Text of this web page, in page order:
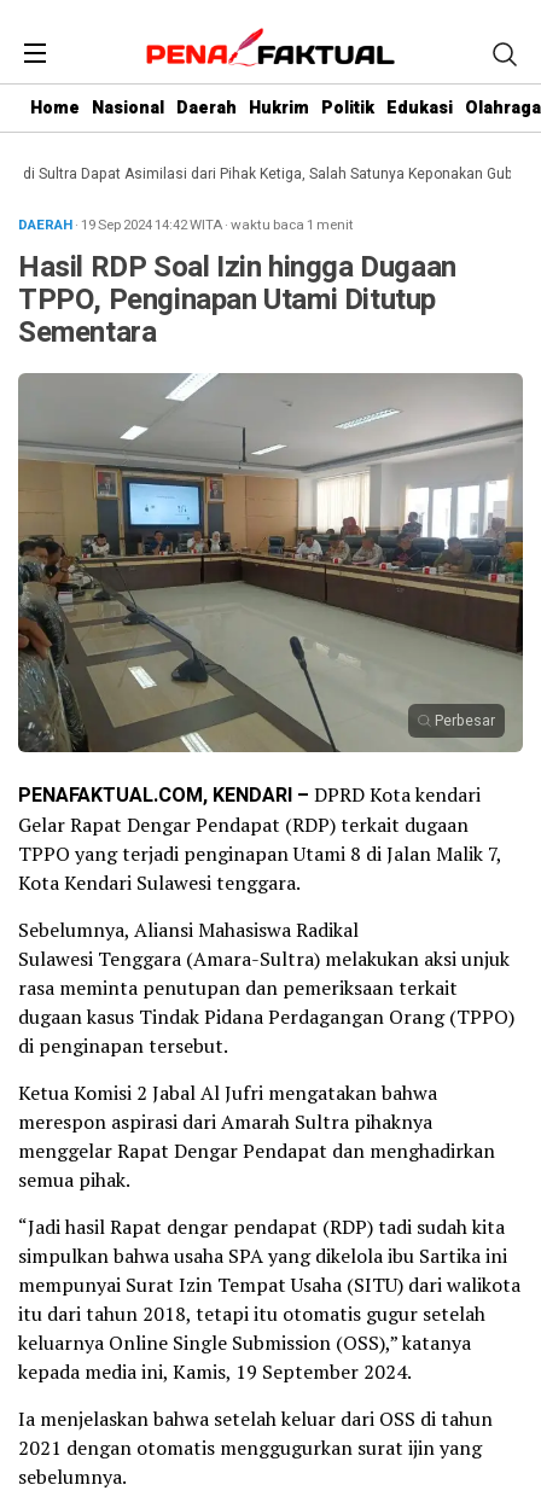
Home Nasional Daerah Hukrim Politik Edukasi Olahraga
Dapat Asimilasi dari Pihak Ketiga, Salah Satunya Keponakan Gubernur
DAERAH· 19 Sep 202414:42WITA·waktu baca 1 menit
Hasil RDP Soal Izin hingga Dugaan
TPPO, Penginapan Utami Ditutup
Sementara
Perbesar
PENAFAKTUAL.COM, KENDARI – DPRD Kota kendari
Gelar Rapat Dengar Pendapat (RDP) terkait dugaan
TPPO yang terjadi penginapan Utami 8 di Jalan Malik 7,
Kota Kendari Sulawesi tenggara.
Sebelumnya, Aliansi Mahasiswa Radikal
Sulawesi Tenggara (Amara-Sultra) melakukan aksi unjuk
rasa meminta penutupan dan pemeriksaan terkait
dugaan kasus Tindak Pidana Perdagangan Orang (TPPO)
di penginapan tersebut.
Ketua Komisi 2 Jabal Al Jufri mengatakan bahwa
merespon aspirasi dari Amarah Sultra pihaknya
menggelar Rapat Dengar Pendapat dan menghadirkan
semua pihak.
“Jadi hasil Rapat dengar pendapat (RDP) tadi sudah kita
simpulkan bahwa usaha SPA yang dikelola ibu Sartika ini
mempunyai Surat Izin Tempat Usaha (SITU) dari walikota
itu dari tahun 2018, tetapi itu otomatis gugur setelah
keluarnya Online Single Submission (OSS),” katanya
kepada media ini, Kamis, 19 September 2024.
Ia menjelaskan bahwa setelah keluar dari OSS di tahun
2021 dengan otomatis menggugurkan surat ijin yang
sebelumnya.